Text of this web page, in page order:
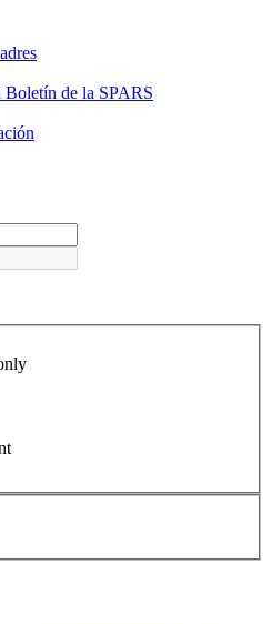
de la SPARS